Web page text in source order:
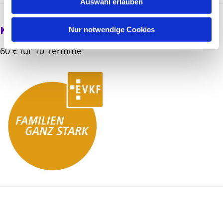
l
Nur notwendige Cookies
Kosten
60 € für 10 Termine